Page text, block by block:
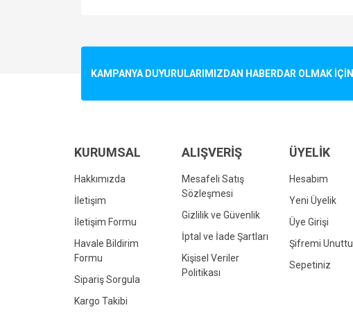
Ürün resmi kalitesiz, bozuk veya görüntülenemiyor.
Bu ürüne benzer farklı alternatifler olmalı.
KAMPANYA DUYURULARIMIZDAN HABERDAR OLMAK
KURUMSAL
Hakkımızda
İletişim
İletişim Formu
Havale Bildirim
Formu
Sipariş Sorgula
Kargo Takibi
ALIŞVERİŞ
Mesafeli Satış
Sözleşmesi
Gizlilik ve Güvenlik
İptal ve İade Şartları
Kişisel Veriler
Politikası
ÜYELİK
Hesabım
Yeni Üyelik
Üye Girişi
Şifremi
Sepetiniz